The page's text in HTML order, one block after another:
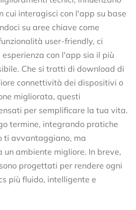
cui interagisci con l'app su base
su aree chiave come
user-friendly, ci
con l'app sia il più
Che si tratti di download di
connettività dei dispositivi o
migliorata, questi
per semplificare la tua vita.
termine, integrando pratiche
ti avvantaggiano, ma
un ambiente migliore. In breve,
progettati per rendere ogni
più fluido, intelligente e